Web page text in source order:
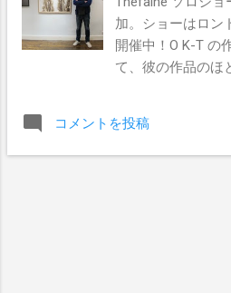
加。ショーはロン
開催中！O K-T の
て、彼の作品のほ
他にはいないでし
ちら から このシ
コメントを投稿